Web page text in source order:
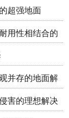
超强地面
用性相结合的
并存的地面解
害的理想解决